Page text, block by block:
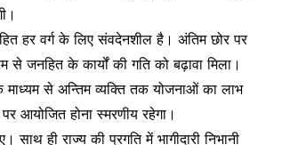
हर वर्ग के लिए संवदेनशील है। अंतिम छोर पर
जनहित के कार्यों की गति को बढ़ावा मिला।
से अन्तिम व्यक्ति तक योजनाओं का लाभ
आयोजित होना स्मरणीय रहेगा।
ही राज्य की प्रगति में भागीदारी निभानी